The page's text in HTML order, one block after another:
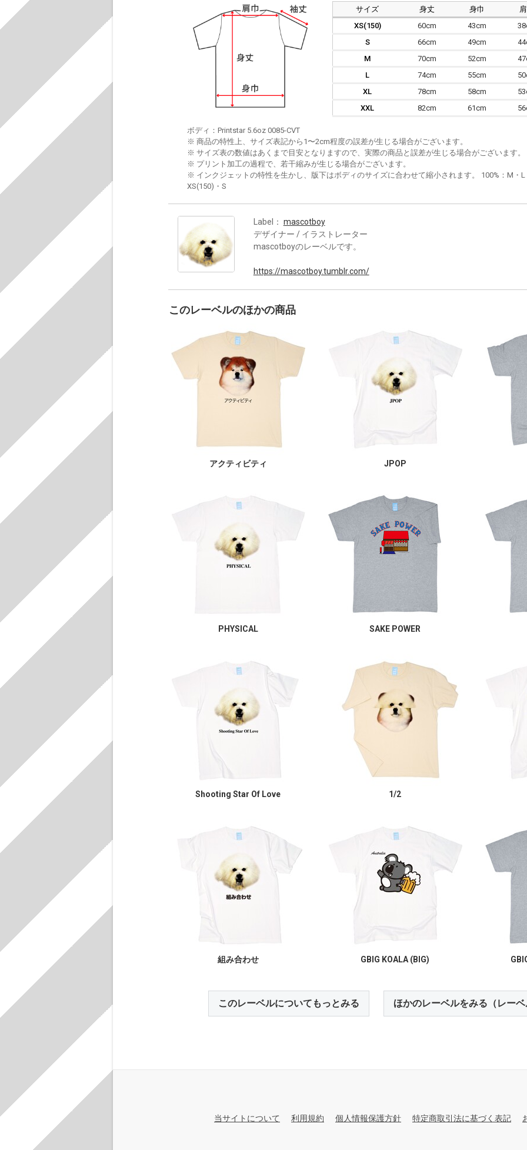
サイズ 身丈 身巾
XS(150)
60cm 43cm
S
66cm 49cm
M
70cm 52cm
L
74cm 55cm
XL
78cm 58cm
XXL
82cm 61cm
ボディ：Printstar 5.6oz 0085-CVT
※ 商品の特性上、サイズ表記から1〜2cm程度の誤差が生じる場合がございます。
※ サイズ表の数値はあくまで目安となりますので、実際の商品と誤差が生じる場合がございます。
※ プリント加工の過程で、若干縮みが生じる場合がございます。
※ インクジェットの特性を生かし、版下はボディのサイズに合わせて縮小されます。 100%：M・L
XS(150)・S
Label： mascotboy
デザイナー / イラストレーター
mascotboyのレーベルです。
https://mascotboy.tumblr.com/
このレーベルのほかの商品
アクティビティ JPOP
PHYSICAL SAKE POWER
Shooting Star Of Love 1/2
組み合わせ GBIG KOALA (BIG)
このレーベルについてもっとみる ほかのレーベルをみる（レー
当サイトについて 利用規約 個人情報保護方針 特定商取引法に基づく表記